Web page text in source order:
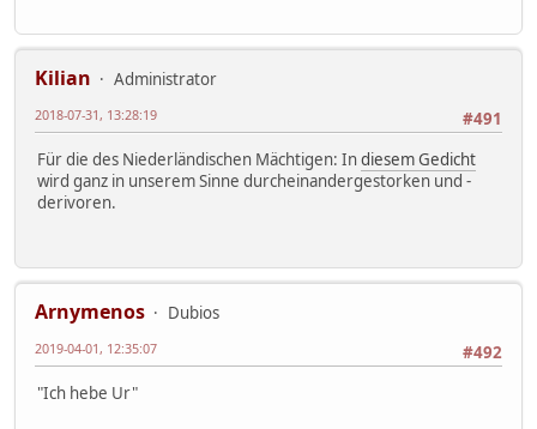
Kilian
Administrator
#491
2018-07-31, 13:28:19
Für die des Niederländischen Mächtigen: Indiesem Gedicht
wird ganz in unserem Sinne durcheinandergestorken und -
derivoren.
Arnymenos
Dubios
#492
2019-04-01, 12:35:07
"Ich hebe Ur"